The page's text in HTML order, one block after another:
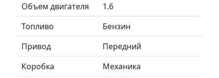
Объем двигателя
1.6
Топливо
Бензин
Привод
Передний
Коробка
Механика